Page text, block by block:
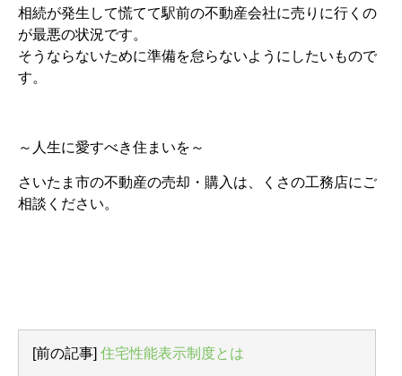
相続が発生して慌てて駅前の不動産会社に売りに行くの
が最悪の状況です。
そうならないために準備を怠らないようにしたいもので
す。
～人生に愛すべき住まいを～
さいたま市の不動産の売却・購入は、くさの工務店にご
相談ください。
[前の記事] 住宅性能表示制度とは